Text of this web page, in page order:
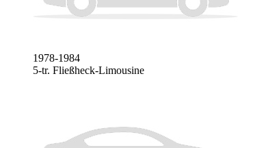
1978-1984
5-tr. Fließheck-Limousine